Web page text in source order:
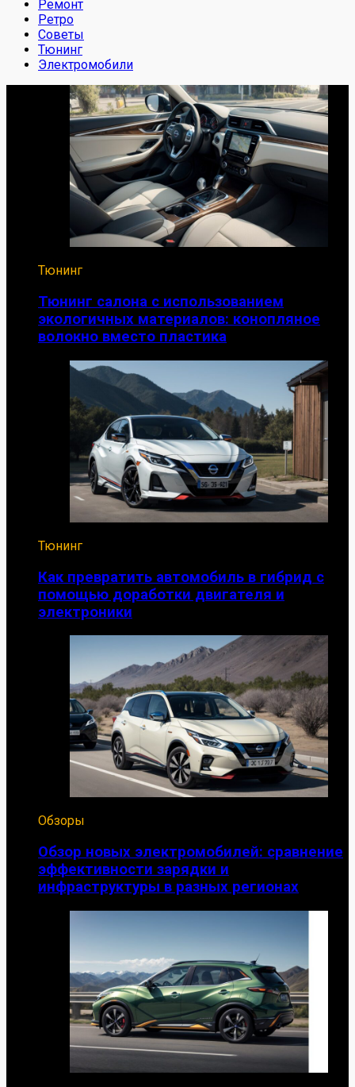
Ремонт
Ретро
Советы
Тюнинг
Электромобили
Тюнинг
Тюнинг салона с использованием
экологичных материалов: конопляное
волокно вместо пластика
Тюнинг
Как превратить автомобиль в гибрид с
помощью доработки двигателя и
электроники
Обзоры
Обзор новых электромобилей: сравнение
эффективности зарядки и
инфраструктуры в разных регионах